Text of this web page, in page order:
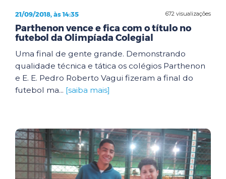
672 visualizações
21/09/2018, às 14:35
Parthenon vence e fica com o título no
futebol da Olimpíada Colegial
Uma final de gente grande. Demonstrando
qualidade técnica e tática os colégios Parthenon
e E. E. Pedro Roberto Vagui fizeram a final do
futebol ma... [saiba mais]